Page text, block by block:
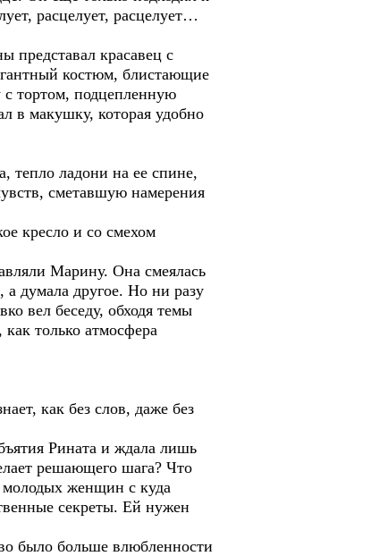
расцелует, расцелует…
красавец с
костюм, блистающие
тортом, подцепленную
в макушку, которая удобно
ладони на ее спине,
сметавшую намерения
кресло и со смехом
Марину. Она смеялась
а думала другое. Но ни разу
вел беседу, обходя темы
только атмосфера
как без слов, даже без
Рината и ждала лишь
решающего шага? Что
молодых женщин с куда
секреты. Ей нужен
было больше влюбленности